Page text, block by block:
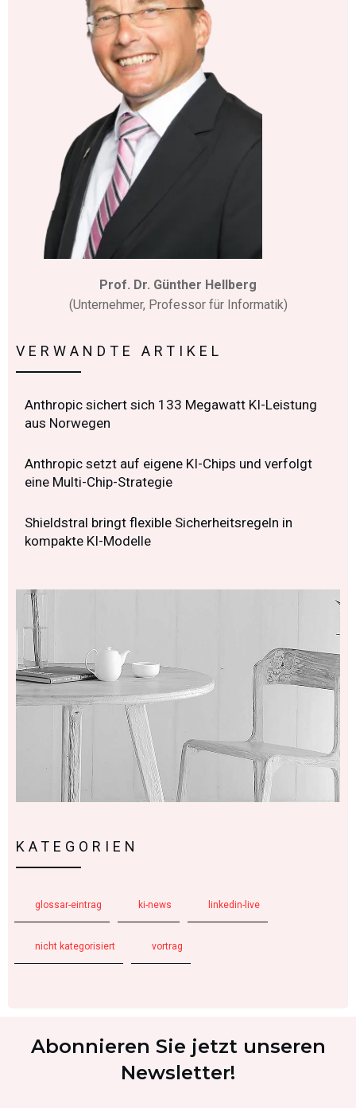
Prof. Dr. Günther Hellberg
(Unternehmer, Professor für Informatik)
VERWANDTE ARTIKEL
Anthropic sichert sich 133 Megawatt KI-Leistung
aus Norwegen
Anthropic setzt auf eigene KI-Chips und verfolgt
eine Multi-Chip-Strategie
Shieldstral bringt flexible Sicherheitsregeln in
kompakte KI-Modelle
KATEGORIEN
glossar-eintrag ki-news linkedin-live
nicht kategorisiert vortrag
Abonnieren Sie jetzt unseren
Newsletter!